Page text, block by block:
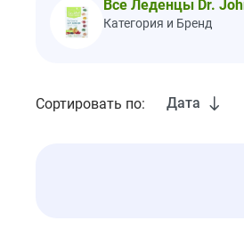
Все Леденцы Dr.
Категория и Бренд
Сортировать по: Дата